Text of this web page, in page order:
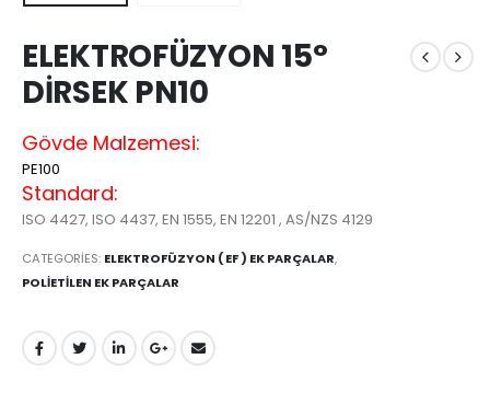
ELEKTROFÜZYON 15°
DİRSEK PN10
Gövde Malzemesi:
PE100
Standard:
ISO 4427, ISO 4437, EN 1555, EN 12201 , AS/NZS 4129
CATEGORIES: ELEKTROFÜZYON ( EF ) EK PARÇALAR,
POLİETİLEN EK PARÇALAR